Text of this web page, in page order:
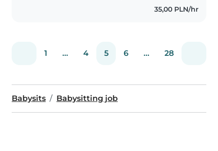
35,00 PLN/hr
1 ... 4 5 6 ... 28
Babysits Babysitting job